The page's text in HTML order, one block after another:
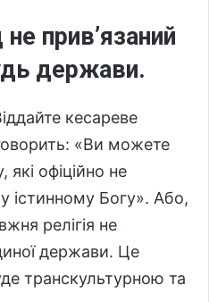
прив’язаний
держави.
кесареве
«Ви можете
офіційно не
істинному Богу». Або,
релігія не
держави. Це
транскультурною та